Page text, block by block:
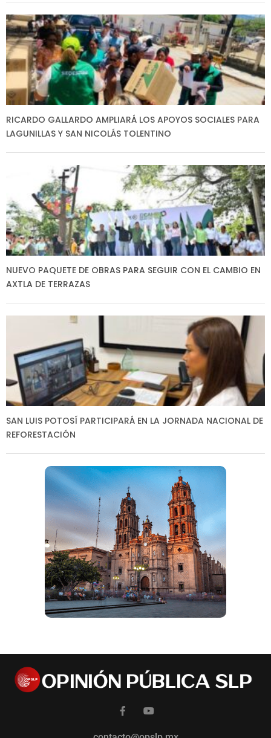
RICARDO GALLARDO AMPLIARÁ LOS APOYOS SOCIALES PARA
LAGUNILLAS Y SAN NICOLÁS TOLENTINO
NUEVO PAQUETE DE OBRAS PARA SEGUIR CON EL CAMBIO EN
AXTLA DE TERRAZAS
SAN LUIS POTOSÍ PARTICIPARÁ EN LA JORNADA NACIONAL DE
REFORESTACIÓN